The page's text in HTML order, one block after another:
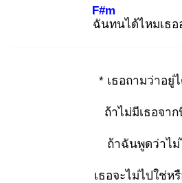
ฉัน
F#m
ทนได้ไหมเธอ
* เธอถามว่าอยู่
ถ้าไม่มีเธอจาก
ถ้าฉันพูดว่าไม่
เธอจะไม่ไปใช่ห